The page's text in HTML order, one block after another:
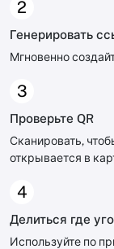
2
Генерировать
Мгновенно
3
Проверьте QR
Сканировать,
открывается в
4
Делиться где
Используйте по